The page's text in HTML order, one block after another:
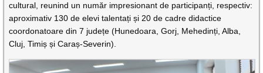
cultural, reunind un număr impresionant de participanți, respectiv:
aproximativ 130 de elevi talentați și 20 de cadre didactice
coordonatoare din 7 județe (Hunedoara, Gorj, Mehedinți, Alba,
Cluj, Timiș și Caraș-Severin).